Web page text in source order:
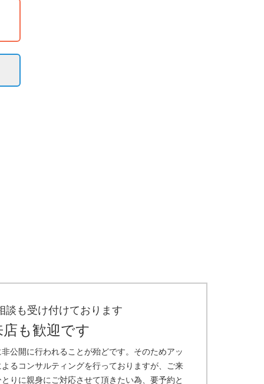
談も受け付けております
店も歓迎です
公開に行われることが殆どです。そのためアッ
るコンサルティングを行っておりますが、ご来
りに親身にご対応させて頂きたい為、要予約と